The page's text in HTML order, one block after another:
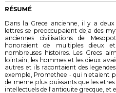
RÉSUMÉ
Dans la Grece ancienne, il y a
lettres se preoccupaient deja des
anciennes civilisations de
honoraient de multiples dieux
nombreuses histoires. Les Grecs
lointain, les hommes et les dieux
autres et ils racontaient des
exemple, Promethee - qui n'etaient
de meme plus puissants que les
intellectuels de l'antiquite grecque, et